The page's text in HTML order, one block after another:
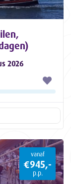
2026
vanaf
€945,-
p.p.